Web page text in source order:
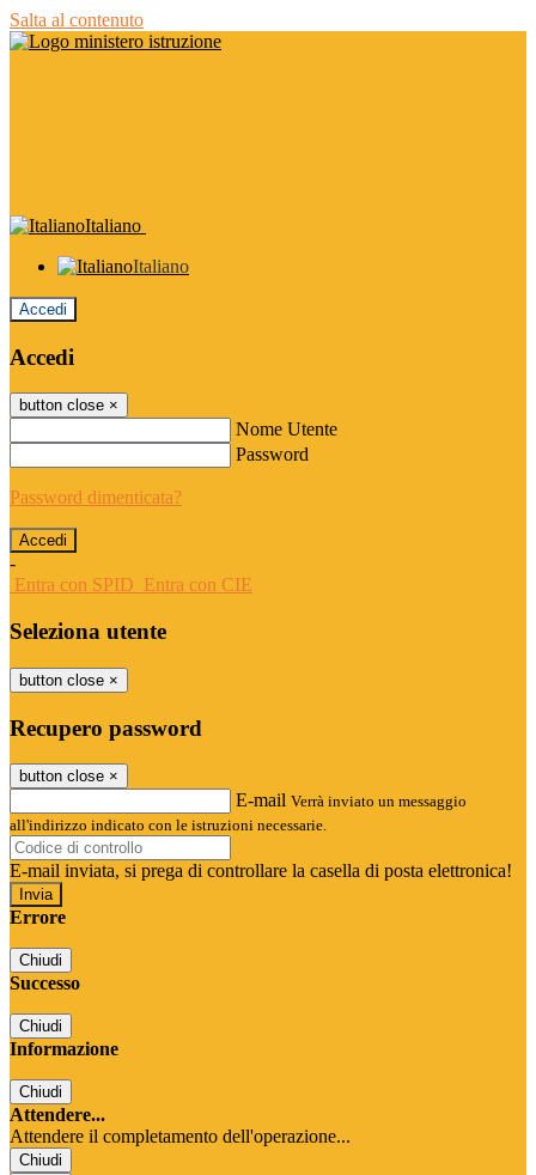
Salta al contenuto
Italiano
Italiano
Accedi
Accedi
button close ×
Nome Utente
Password
Password dimenticata?
-
Entra con SPID Entra con CIE
Seleziona utente
button close ×
Recupero password
button close ×
E-mail Verrà inviato un messaggio
all'indirizzo indicato con le istruzioni necessarie.
E-mail inviata, si prega di controllare la casella di posta elettronica!
Errore
Chiudi
Successo
Chiudi
Informazione
Chiudi
Attendere...
Attendere il completamento dell'operazione...
Chiudi